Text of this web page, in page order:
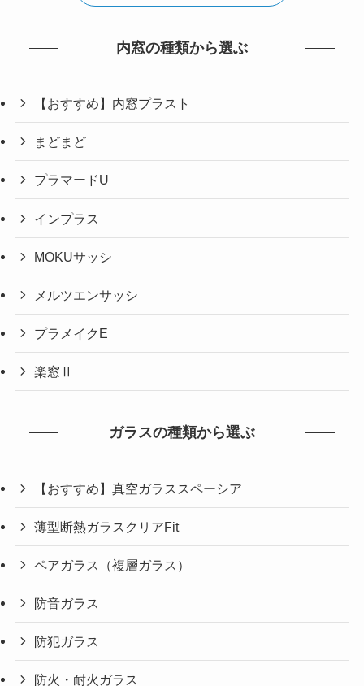
内窓の種類から選ぶ
【おすすめ】内窓プラスト
まどまど
プラマードU
インプラス
MOKUサッシ
メルツエンサッシ
プラメイクE
楽窓Ⅱ
ガラスの種類から選ぶ
【おすすめ】真空ガラススペーシア
薄型断熱ガラスクリアFit
ペアガラス（複層ガラス）
防音ガラス
防犯ガラス
防火・耐火ガラス